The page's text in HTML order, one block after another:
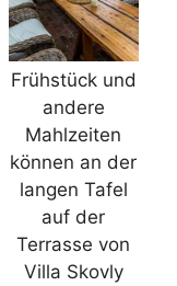
Frühstück und
andere
Mahlzeiten
können an der
langen Tafel
auf der
Terrasse von
Villa Skovly